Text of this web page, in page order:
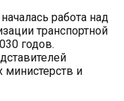
работа над
транспортной
годов.
и